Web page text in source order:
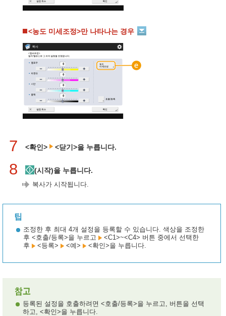
<농도 미세조정>만 나타나는 경우
7 <확인> <닫기>을 누릅니다.
8 (시작)을 누릅니다.
복사가 시작됩니다.
팁
조정한 후 최대 4개 설정을 등록할 수 있습니다. 색상을 조정한
후 <호출/등록>을 누르고
<C1>~<C4> 버튼 중에서 선택한
후
<등록> <예> <확인>을 누릅니다.
등록된 설정을 호출하려면 <호출/등록>을 누르고, 버튼을 선택
하고, <확인>을 누릅니다.